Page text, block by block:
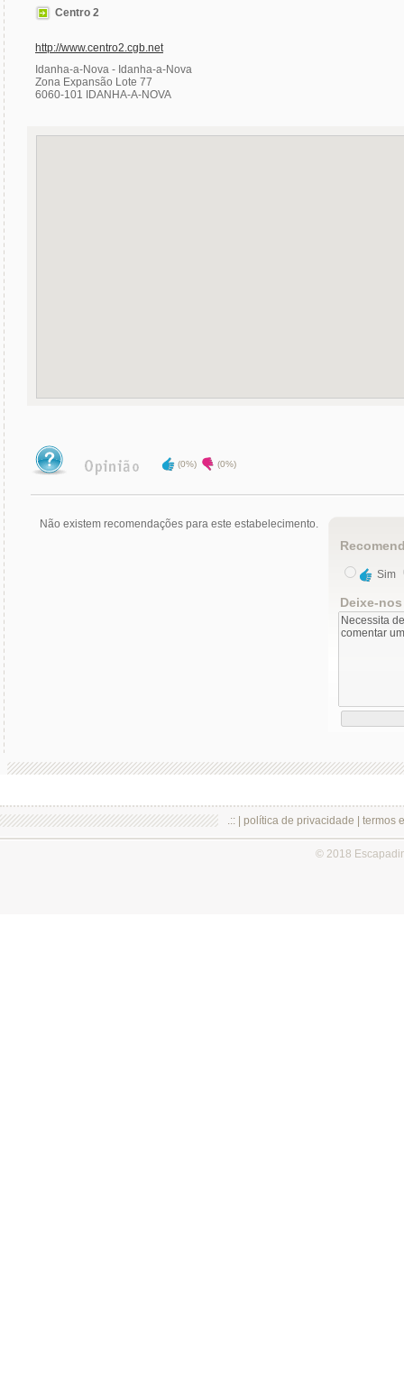
Centro 2
http://www.centro2.cgb.net
Idanha-a-Nova - Idanha-a-Nova
Zona Expansão Lote 77
6060-101 IDANHA-A-NOVA
(0%) (0%)
Não existem recomendações para este estabelecimento.
Sim
Deixe-
.:: | política de privacidade termos
© 2018